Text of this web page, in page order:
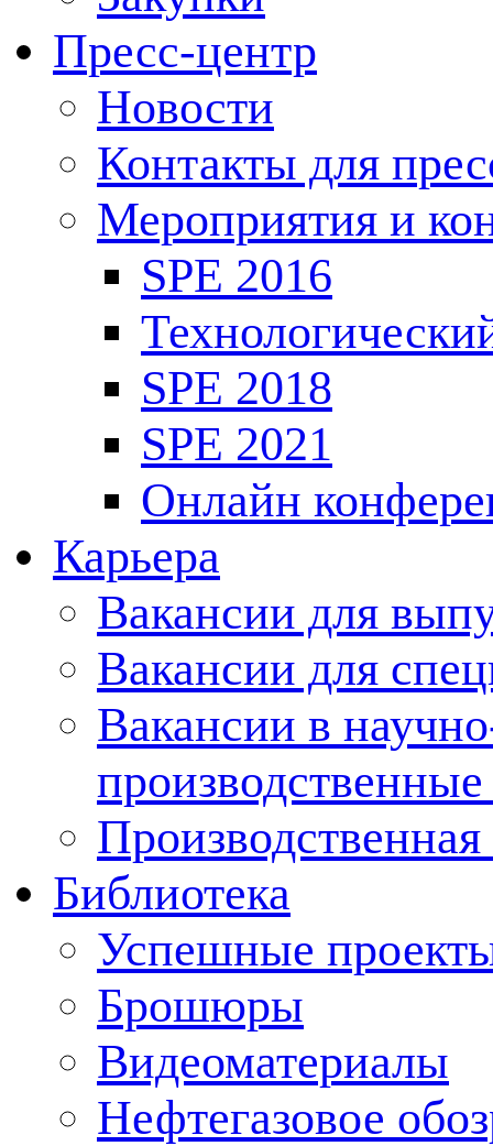
Пресс-центр
Новости
Контакты для
Мероприятия и
SPE 2016
SPE 2018
SPE 2021
Онлайн
Карьера
Вакансии для
Вакансии для
Вакансии в
Производственная
Библиотека
Успешные
Брошюры
Видеоматериалы
Нефтегазовое